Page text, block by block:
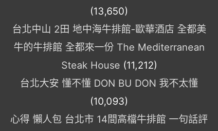
(13,650)
台北中山 2田 地中海牛排館-歐華酒店 全都美
牛的牛排館 全都來一份 The Mediterranean
Steak House (11,212)
台北大安 懂不懂 DON BU DON 我不太懂
(10,093)
心得 懶人包 台北市 14間高檔牛排館 一句話評